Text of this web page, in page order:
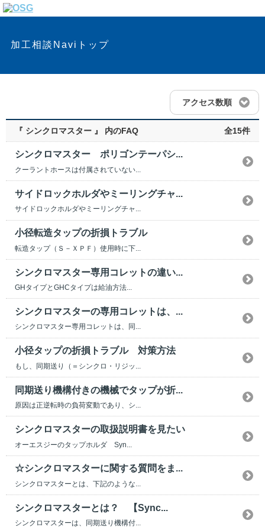
加工相談Naviトップ
アクセス数順
『 シンクロマスター 』 内のFAQ 全15件
シンクロマスター ポリゴンテーパシ...
クーラントホースは付属されていない...
サイドロックホルダやミーリングチャ...
サイドロックホルダやミーリングチャ...
小径転造タップの折損トラブル
転造タップ（Ｓ－ＸＰＦ）使用時に下...
シンクロマスター専用コレットの違い...
GHタイプとGHCタイプは給油方法...
シンクロマスターの専用コレットは、...
シンクロマスター専用コレットは、同...
小径タップの折損トラブル 対策方法
もし、同期送り（＝シンクロ・リジッ...
同期送り機構付きの機械でタップが折...
原因は正逆転時の負荷変動であり、シ...
シンクロマスターの取扱説明書を見たい
オーエスジーのタップホルダ Syn...
☆シンクロマスターに関する質問をま...
シンクロマスターとは、下記のような...
シンクロマスターとは？ 【Sync...
シンクロマスターは、同期送り機構付...